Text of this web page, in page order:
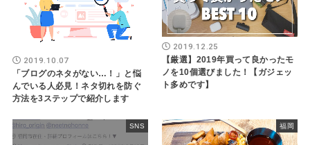
2019.10.07
「ブログのネタがない…！」と悩
んでいる人必見！ネタ切れを防ぐ
方法を3ステップで紹介します
2019.12.25
【厳選】2019年買って良かったモ
ノを10個選びました！【ガジェッ
ト多めです】
SNS 福岡